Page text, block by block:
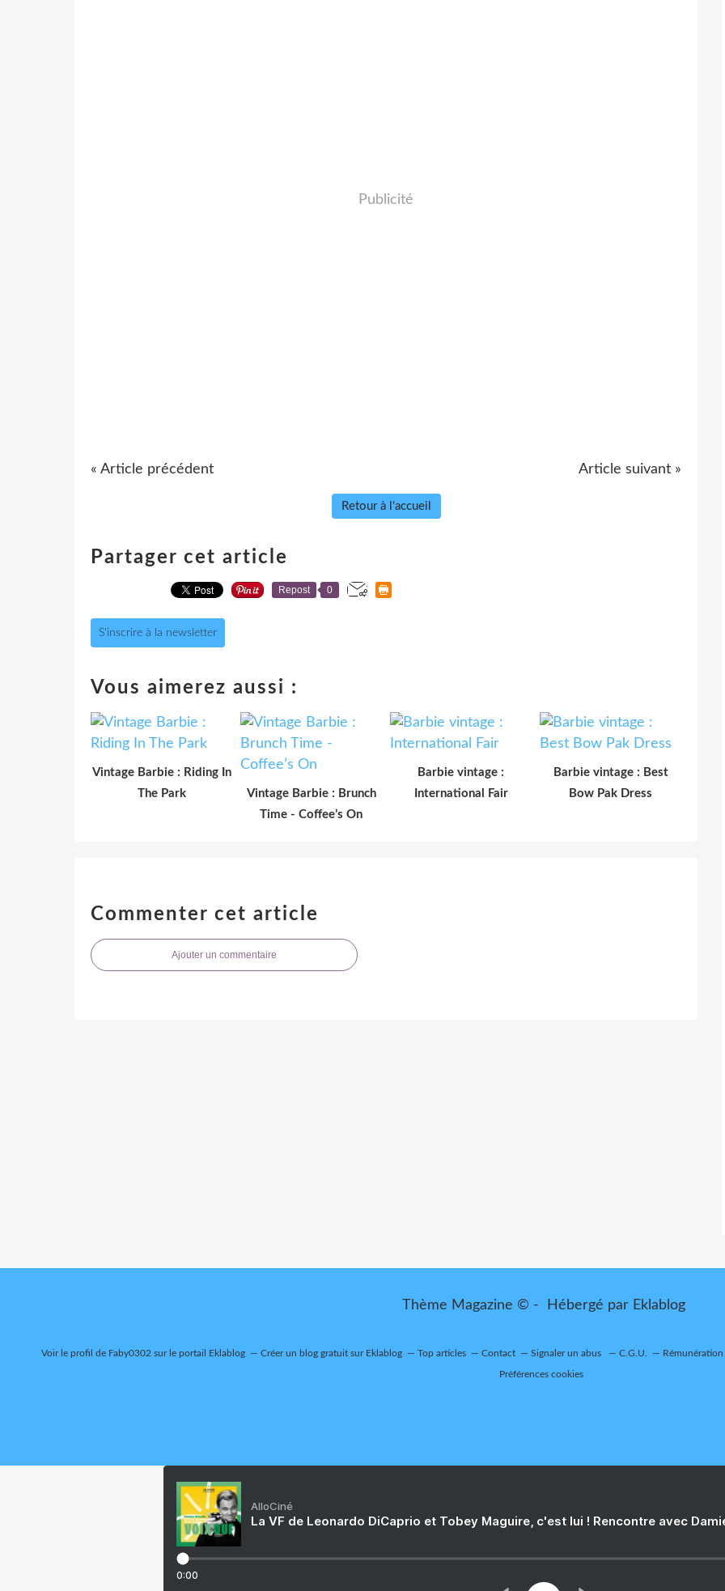
Publicité
« Article précédent Article suivant »
Retour à l'accueil
Partager cet article
Repost 0
S'inscrire à la newsletter
Vous aimerez aussi :
Vintage Barbie : Riding In
The Park
Vintage Barbie : Brunch
Time - Coffee’s On
Barbie vintage :
International Fair
Barbie vintage : Best
Bow Pak Dress
Commenter cet article
Ajouter un commentaire
Thème Magazine © - Hébergé par Eklablog
Voir le profil de Faby0302 sur le portail Eklablog Créer un blog gratuit sur Eklablog Top articles Contact Signaler un abus C.G.U.
Préférences cookies
AlloCiné
La VF de Leonardo DiCaprio et Tobey Maguire, c'est lui ! Rencontre avec
0:00